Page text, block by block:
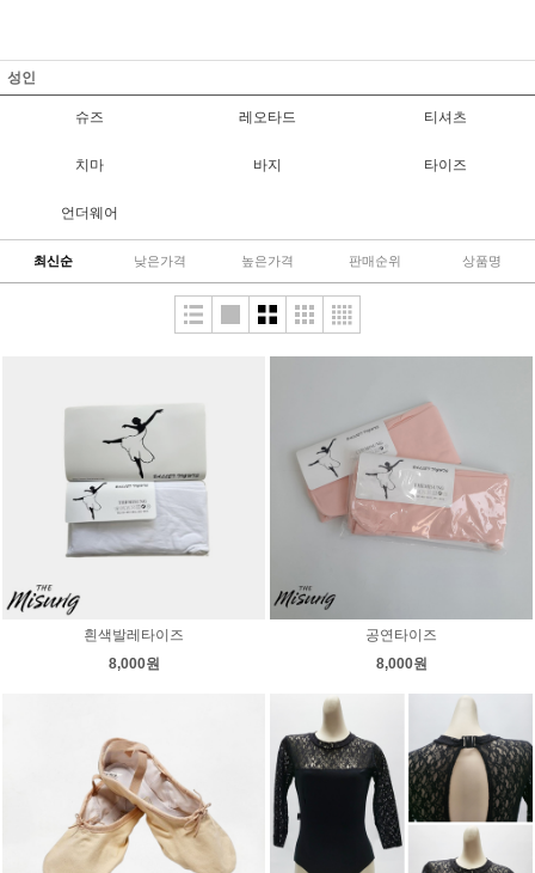
성인
슈즈 레오타드 티셔츠
치마 바지 타이즈
언더웨어
최신순 낮은가격 높은가격 판매순위 상품명
흰색발레타이즈
8,000원
공연타이즈
8,000원